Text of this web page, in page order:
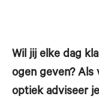
Wil jij elke dag
ogen geven? Als
optiek adviseer